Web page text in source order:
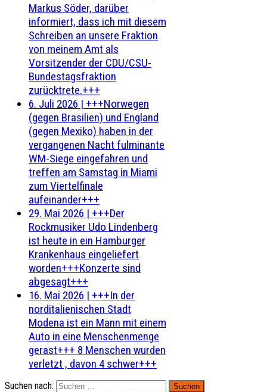
Markus Söder, darüber
informiert, dass ich mit diesem
Schreiben an unsere Fraktion
von meinem Amt als
Vorsitzender der CDU/CSU-
Bundestagsfraktion
zurücktrete.+++
6. Juli 2026 | +++Norwegen
(gegen Brasilien) und England
(gegen Mexiko) haben in der
vergangenen Nacht fulminante
WM-Siege eingefahren und
treffen am Samstag in Miami
zum Viertelfinale
aufeinander+++
29. Mai 2026 | +++Der
Rockmusiker Udo Lindenberg
ist heute in ein Hamburger
Krankenhaus eingeliefert
worden+++Konzerte sind
abgesagt+++
16. Mai 2026 | +++In der
norditalienischen Stadt
Modena ist ein Mann mit einem
Auto in eine Menschenmenge
gerast+++ 8 Menschen wurden
verletzt , davon 4 schwer+++
Suchen nach: